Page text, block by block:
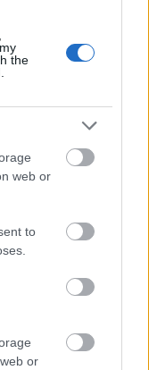
the
web or
to
or
pedig azok
szinten
egyre
ágazatot,
és
közül az egyik